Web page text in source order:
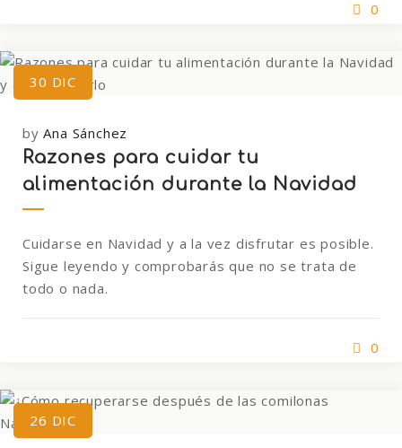
0
30 DIC
byAna Sánchez
Razones para cuidar tu
alimentación durante la Navidad
Cuidarse en Navidad y a la vez disfrutar es posible.
Sigue leyendo y comprobarás que no se trata de
todo o nada.
0
26 DIC